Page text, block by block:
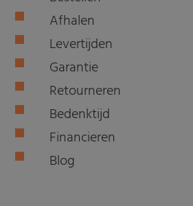
Afhalen
Levertijden
Garantie
Retourneren
Bedenktijd
Financieren
Blog